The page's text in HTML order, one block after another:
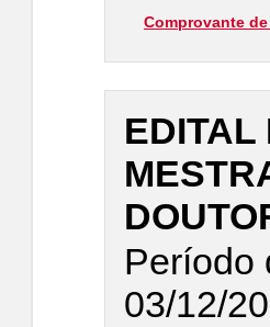
Comprovante
EDITAL
Período
03/12/